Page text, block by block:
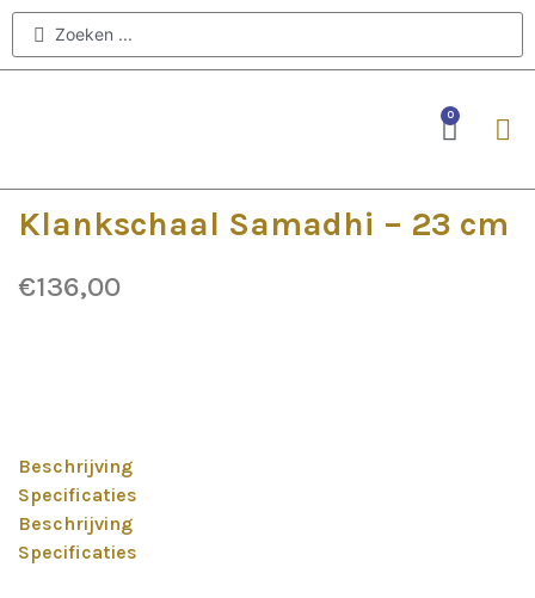
0
Klankschaal Samadhi – 23 cm
€136,00
Beschrijving
Specificaties
Beschrijving
Specificaties